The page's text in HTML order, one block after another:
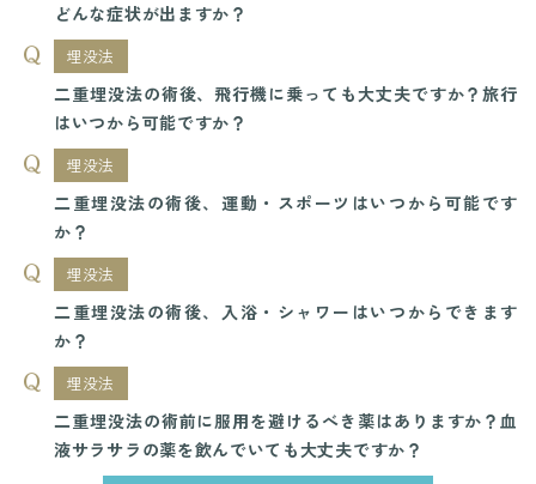
どんな症状が出ますか？
埋没法
二重埋没法の術後、飛行機に乗っても大丈夫ですか？旅行
はいつから可能ですか？
埋没法
二重埋没法の術後、運動・スポーツはいつから可能です
か？
埋没法
二重埋没法の術後、入浴・シャワーはいつからできます
か？
埋没法
二重埋没法の術前に服用を避けるべき薬はありますか？血
液サラサラの薬を飲んでいても大丈夫ですか？